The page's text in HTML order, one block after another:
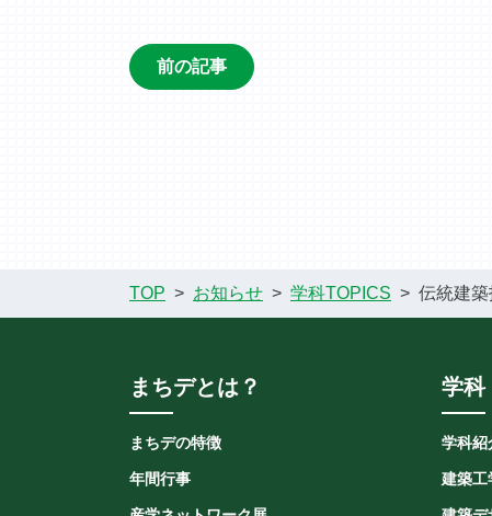
前の記事
TOP お知らせ 学科TOPICS 伝統建築
まちデとは？
まちデの特徴
年間行事
学科
学科紹
建築工